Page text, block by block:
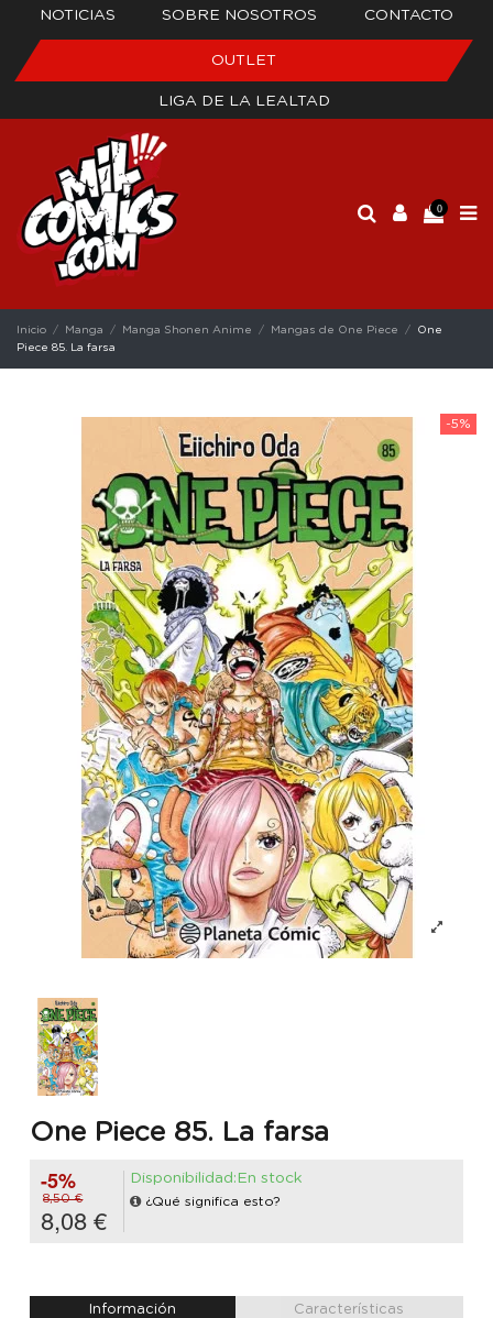
NOTICIAS SOBRE NOSOTROS CONTACTO
OUTLET
LIGA DE LA LEALTAD
0
Inicio Manga Manga Shonen Anime Mangas de One Piece
One
Piece 85. La farsa
-5%
One Piece 85. La farsa
-5%
8,50 €
8,08 €
Disponibilidad:En stock
¿Qué significa esto?
Información Características